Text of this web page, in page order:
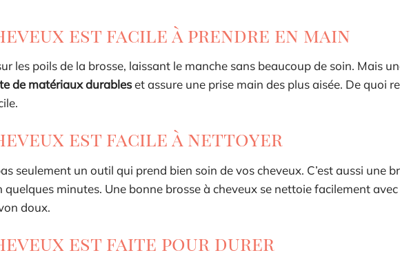
est facile à prendre en main
les poils de la brosse, laissant le manche sans beaucoup de soin. Mais
de matériaux durableset assure une prise main des plus aisée. De quoi
est facile à nettoyer
seulement un outil qui prend bien soin de vos cheveux. C’est aussi une
minutes. Une bonne brosse à cheveux se nettoie facilement avec
doux.
est faite pour durer